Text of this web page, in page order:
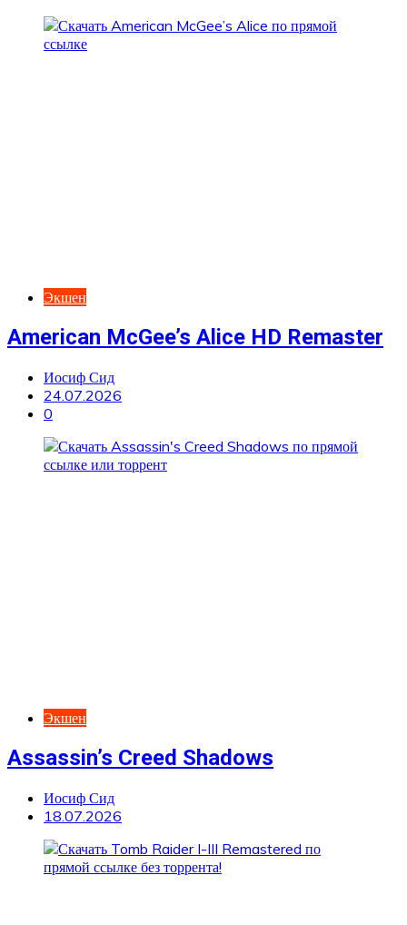
Экшен
American McGee’s Alice HD Remaster
Иосиф Сид
24.07.2026
0
Экшен
Assassin’s Creed Shadows
Иосиф Сид
18.07.2026